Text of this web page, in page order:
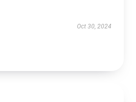
Oct 30, 2024